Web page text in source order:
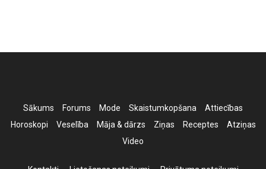
Sākums Forums Mode Skaistumkopšana
Attiecības
Horoskopi
Veselība Māja & dārzs Ziņas Receptes
Atziņas
Video